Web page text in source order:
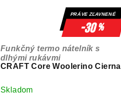
PRÁVE ZĽAVNENÉ
-30%
CRAFT Core Woolerino Čierna
Funkčný termo nátelník s
dlhými rukávmi
Skladom